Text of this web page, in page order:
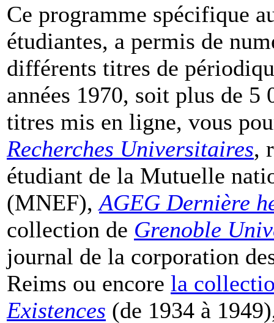
Ce programme spécifique
étudiantes, a permis de
différents titres de
années 1970, soit plus de
titres mis en ligne, vous
Recherches Universitaires,
étudiant de la Mutuelle
(MNEF),AGEG Dernière
collection de Grenoble
journal de la corporation
Reims ou encore la
Existences (de 1934 à